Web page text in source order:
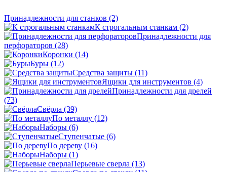
Принадлежности для станков (2)
К строгальным станкам (2)
Принадлежности для
перфораторов (28)
Коронки (14)
Буры (12)
Средства защиты (11)
Ящики для инструментов (4)
Принадлежности для дрелей
(73)
Свёрла (39)
По металлу (12)
Наборы (6)
Ступенчатые (6)
По дереву (16)
Наборы (1)
Перьевые сверла (13)